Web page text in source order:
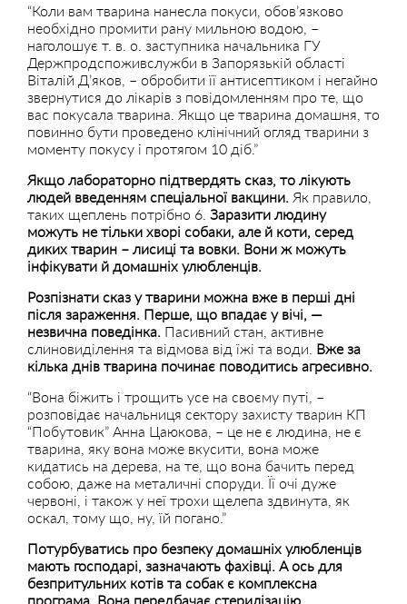
“Коли вам тварина нанесла покуси, обов’язково
необхідно промити рану мильною водою, –
наголошує т. в. о. заступника начальника ГУ
Держпродспоживслужби в Запорязькій області
Віталій Д’яков, – обробити її антисептиком і негайно
звернутися до лікарів з повідомленням про те, що
вас покусала тварина. Якщо це тварина домашня, то
повинно бути проведено клінічний огляд тварини з
моменту покусу і протягом 10 діб.”
Якщо лабораторно підтвердять сказ, то лікують
людей введенням спеціальної вакцини. Як правило,
таких щеплень потрібно 6. Заразити людину
можуть не тільки хворі собаки, але й коти, серед
диких тварин – лисиці та вовки. Вони ж можуть
інфікувати й домашніх улюбленців.
Розпізнати сказ у тварини можна вже в перші дні
після зараження. Перше, що впадає у вічі, —
незвична поведінка. Пасивний стан, активне
слиновиділення та відмова від їжі та води. Вже за
кілька днів тварина починає поводитись агресивно.
“Вона біжить і трощить усе на своєму путі, –
розповідає начальниця сектору захисту тварин КП
“Побутовик” Анна Цаюкова, – це не є людина, не є
тварина, яку вона може вкусити, вона може
кидатись на дерева, на те, що вона бачить перед
собою, даже на металичні споруди. Її очі дуже
червоні, і також у неї трохи щелепа здвинута, як
оскал, тому що, ну, їй погано.”
Потурбуватись про безпеку домашніх улюбленців
мають господарі, зазначають фахівці. А ось для
безпритульних котів та собак є комплексна
програма. Вона передбачає стерилізацію,